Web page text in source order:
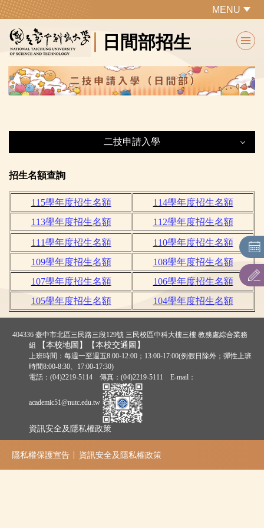
跳
主
要
內
容
區
日間部招生
MENU
二技申請入學
二技申請入學
最新公告
下載報到通知單
網路聲明放棄
歷年錄取標準/實際遞補情形
招生簡章
二技各入學管道
各系所特色及課程規劃
招生名額查詢
115學年度招生名額
114學年度招生名額
113學年度招生名額
112學年度招生名額
111學年度招生名額
110學年度招生名額
109學年度招生名額
108學年度招生名額
107學年度招生名額
106學年度招生名額
105學年度招生名額
104學年度招生名額
404336 臺中市北區三民路三段129號 三民校區中科大樓三樓 教務處綜合業務
組
【本校地圖】 【本校交通圖】
上班時間：每週一至週五8:00-12:00；13:00-17:00(例假日除外；彈性上班
時間8:00-8:30、17:00-17:30)
電話：(04)2219-5114 傳真：(04)2219-5111 E-mail：
academic51@nutc.edu.tw
資訊安全及隱私權政策
隱私權保護宣告 資訊安全及隱私權政策